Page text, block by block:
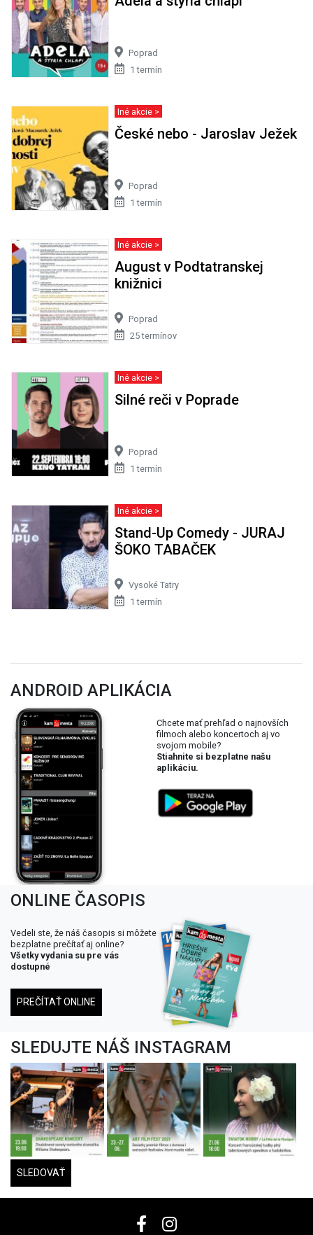
Poprad
1 termín
Iné akcie >
České nebo - Jaroslav Ježek
Poprad
1 termín
Iné akcie >
August v Podtatranskej
knižnici
Poprad
25 termínov
Iné akcie >
Silné reči v Poprade
Poprad
1 termín
Iné akcie >
Stand-Up Comedy - JURAJ
ŠOKO TABAČEK
Vysoké Tatry
1 termín
ANDROID APLIKÁCIA
Chcete mať prehľad o najnovších
filmoch alebo koncertoch aj vo
svojom mobile?
Stiahnite si bezplatne našu
aplikáciu.
ONLINE ČASOPIS
Vedeli ste, že náš časopis si môžete
bezplatne prečítať aj online?
Všetky vydania su pre vás
dostupné
PREČÍTAŤ ONLINE
SLEDUJTE NÁŠ INSTAGRAM
SLEDOVAŤ